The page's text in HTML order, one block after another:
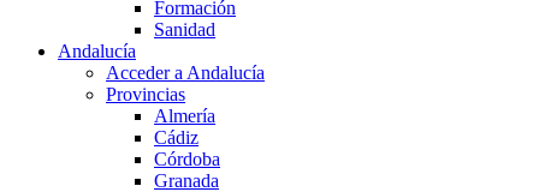
Formación
Sanidad
Andalucía
Acceder a Andalucía
Provincias
Almería
Cádiz
Córdoba
Granada